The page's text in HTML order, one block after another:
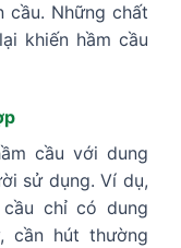
Những chất
khiến hầm cầu
cầu với dung
sử dụng. Ví dụ,
chỉ có dung
cần hút thường